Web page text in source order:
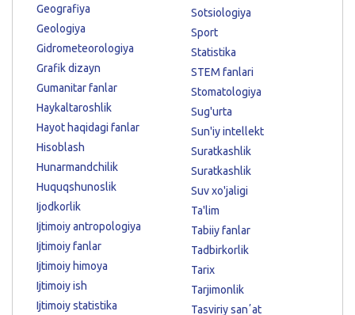
Geografiya
Geologiya
Gidrometeorologiya
Grafik dizayn
Gumanitar fanlar
Haykaltaroshlik
Hayot haqidagi fanlar
Hisoblash
Hunarmandchilik
Huquqshunoslik
Ijodkorlik
Ijtimoiy antropologiya
Ijtimoiy fanlar
Ijtimoiy himoya
Ijtimoiy ish
Ijtimoiy statistika
Sotsiologiya
Sport
Statistika
STEM fanlari
Stomatologiya
Sug'urta
Sun'iy intellekt
Suratkashlik
Suratkashlik
Suv xo'jaligi
Ta'lim
Tabiiy fanlar
Tadbirkorlik
Tarix
Tarjimonlik
Tasviriy sanʼat